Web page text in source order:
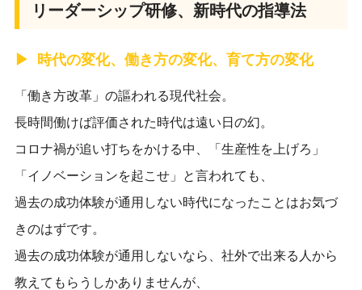
リーダーシップ研修、新時代の指導法
時代の変化、働き方の変化、育て方の変化
「働き方改革」の謳われる現代社会。
長時間働けば評価された時代は遠い日の幻。
コロナ禍が追い打ちをかける中、「生産性を上げろ」
「イノベーションを起こせ」と言われても、
過去の成功体験が通用しない時代になったことはお気づ
きのはずです。
過去の成功体験が通用しないなら、社外で出来る人から
教えてもらうしかありませんが、